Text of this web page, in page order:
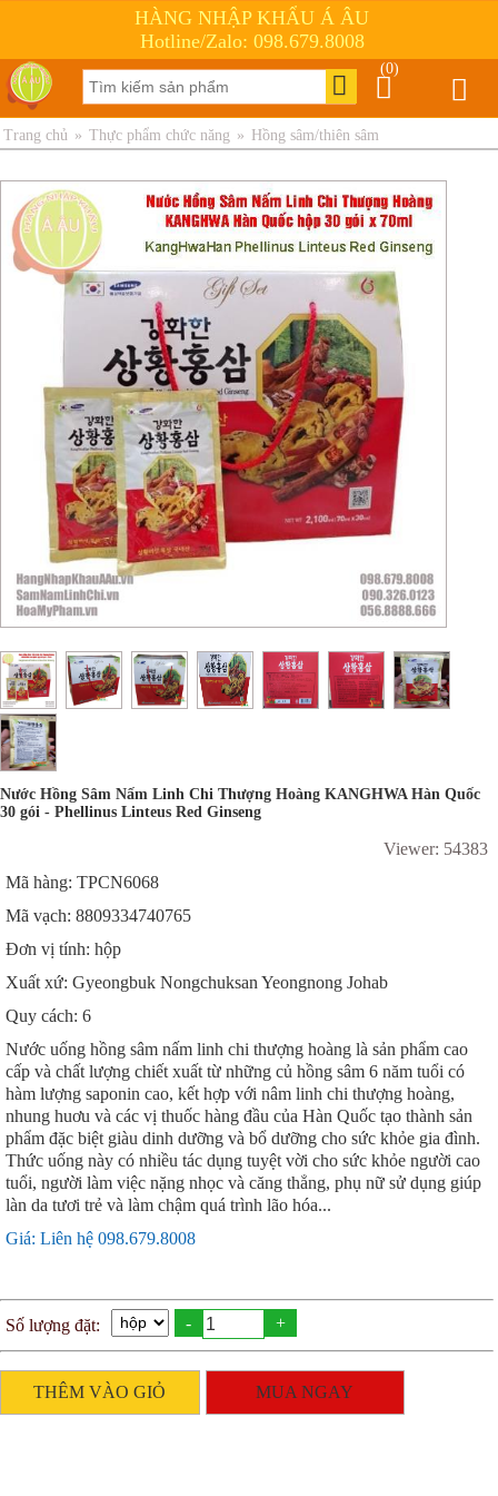
HÀNG NHẬP KHẨU Á ÂU
Hotline/Zalo: 098.679.8008
(0)
Trang chủ » Thực phẩm chức năng » Hồng sâm/thiên sâm
Nước Hồng Sâm Nấm Linh Chi Thượng Hoàng KANGHWA Hàn Quốc
30 gói - Phellinus Linteus Red Ginseng
Viewer: 54383
Mã hàng: TPCN6068
Mã vạch: 8809334740765
Đơn vị tính: hộp
Xuất xứ: Gyeongbuk Nongchuksan Yeongnong Johab
Quy cách: 6
Nước uống hồng sâm nấm linh chi thượng hoàng là sản phẩm cao
cấp và chất lượng chiết xuất từ những củ hồng sâm 6 năm tuổi có
hàm lượng saponin cao, kết hợp với nâm linh chi thượng hoàng,
nhung huơu và các vị thuốc hàng đầu của Hàn Quốc tạo thành sản
phẩm đặc biệt giàu dinh dưỡng và bổ dưỡng cho sức khỏe gia đình.
Thức uống này có nhiều tác dụng tuyệt vời cho sức khỏe người cao
tuổi, người làm việc nặng nhọc và căng thẳng, phụ nữ sử dụng giúp
làn da tươi trẻ và làm chậm quá trình lão hóa...
Giá: Liên hệ 098.679.8008
Số lượng đặt: - +
THÊM VÀO GIỎ MUA NGAY